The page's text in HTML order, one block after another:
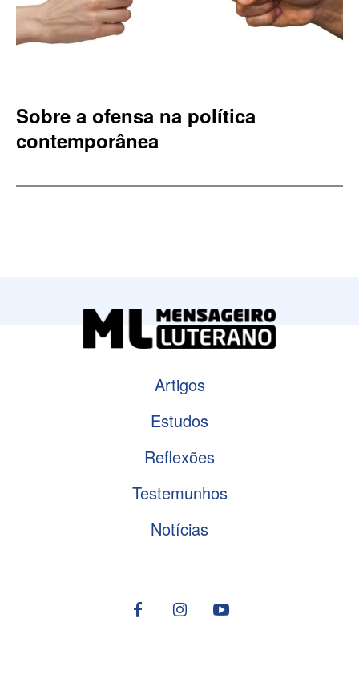
Sobre a ofensa na política
contemporânea
Artigos
Estudos
Reflexões
Testemunhos
Notícias